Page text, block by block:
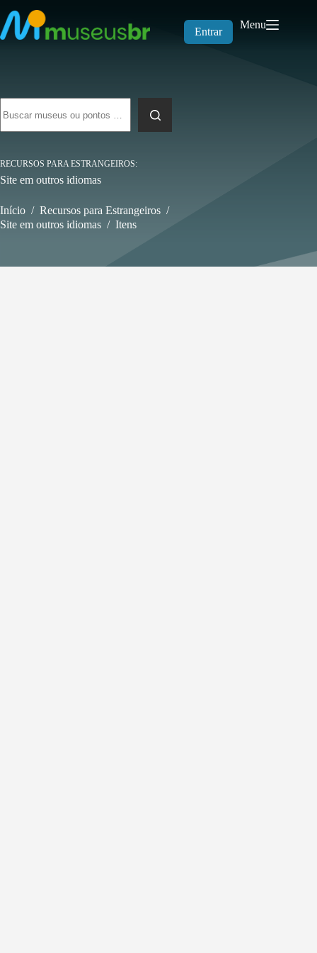
para
o
conteúdo
Entrar
Menu
resultados
RECURSOS PARA ESTRANGEIROS
Site em outros idiomas
Início / Recursos para Estrangeiros /
Site em outros idiomas / Itens